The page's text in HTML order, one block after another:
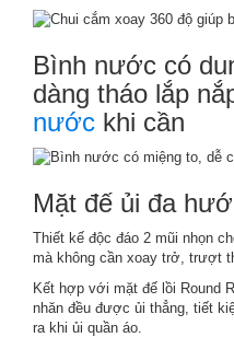
Bình nước có
dàng tháo lắp
nước khi cần
Mặt đế ủi đa
Thiết kế độc đáo 2 mũi nhọn
mà không cần xoay trở, trượt
Kết hợp với mặt đế lồi Round
nhăn đều được ủi thẳng, tiết
ra khi ủi quần áo.